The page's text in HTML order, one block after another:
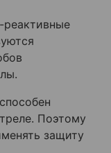
реактивные
Поэтому
защиту